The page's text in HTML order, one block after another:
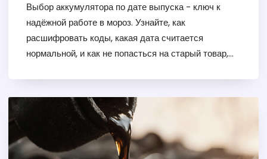
Выбор аккумулятора по дате выпуска - ключ к
надёжной работе в мороз. Узнайте, как
расшифровать коды, какая дата считается
нормальной, и как не попасться на старый товар,